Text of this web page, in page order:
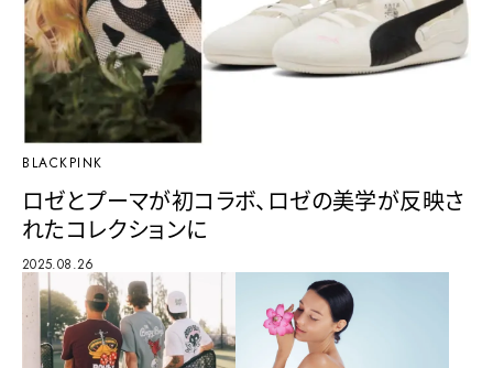
BLACKPINK
ロゼとプーマが初コラボ、ロゼの美学が反映さ
れたコレクションに
2025.08.26